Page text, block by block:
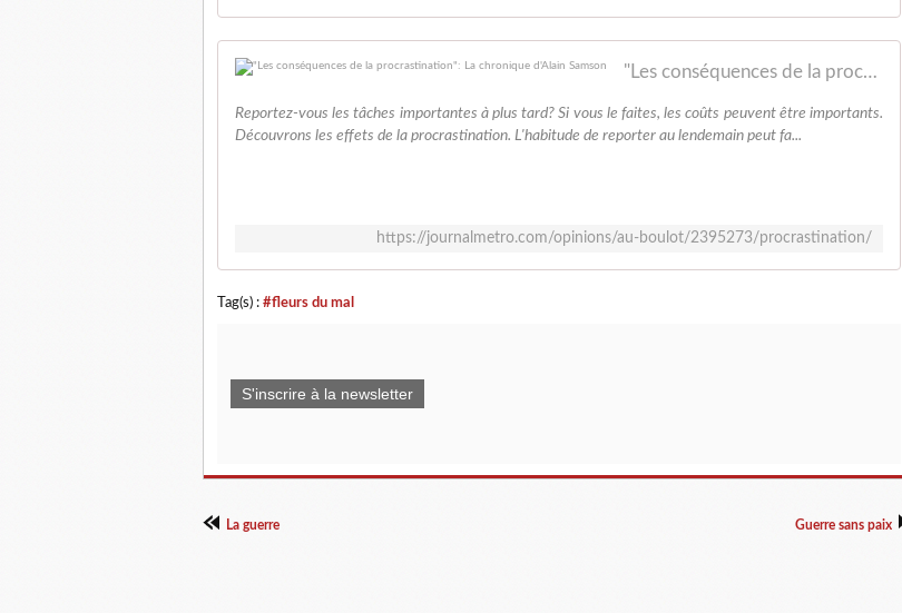
"Les conséquences de la procrastination": La chronique d'Alain Samson
Reportez-vous les tâches importantes à plus tard? Si vous le faites, les coûts peuvent être importants.
Découvrons les effets de la procrastination. L'habitude de reporter au lendemain peut fa...
https://journalmetro.com/opinions/au-boulot/2395273/procrastination/
Tag(s) : #fleurs du mal
S'inscrire à la newsletter
La guerre Guerre sans paix